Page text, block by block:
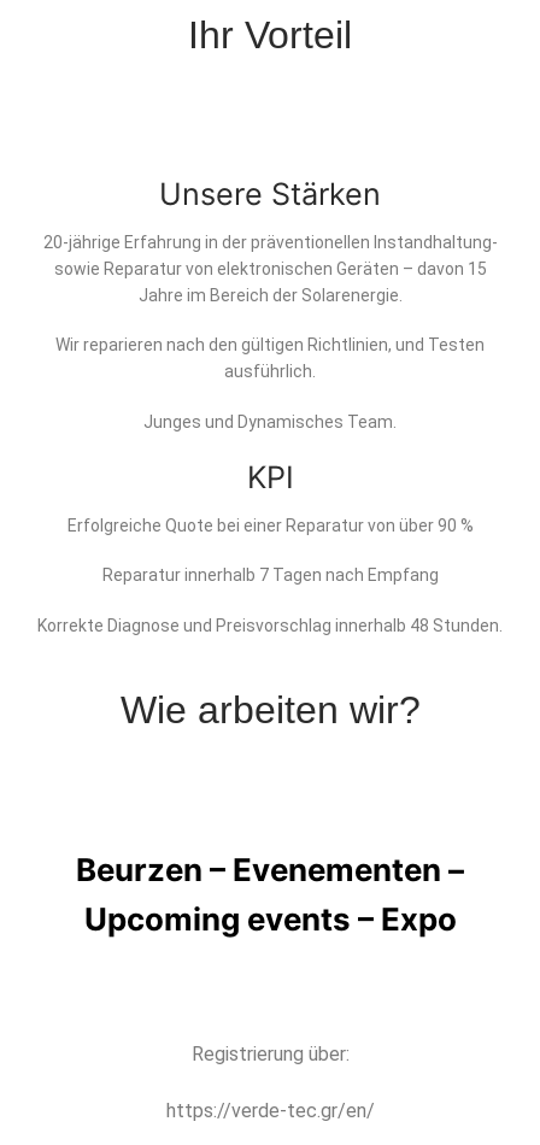
Ihr Vorteil
Unsere Stärken
20-jährige Erfahrung in der präventionellen Instandhaltung-
sowie Reparatur von elektronischen Geräten – davon 15
Jahre im Bereich der Solarenergie.
Wir reparieren nach den gültigen Richtlinien, und Testen
ausführlich.
Junges und Dynamisches Team.
KPI
Erfolgreiche Quote bei einer Reparatur von über 90 %
Reparatur innerhalb 7 Tagen nach Empfang
Korrekte Diagnose und Preisvorschlag innerhalb 48 Stunden.
Wie arbeiten wir?
Beurzen – Evenementen –
Upcoming events – Expo
Registrierung über:
https://verde-tec.gr/en/